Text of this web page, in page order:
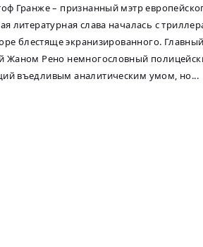
Гранже – признанный мэтр
литературная слава началась с
блестяще экранизированного.
Жаном Рено немногословный
въедливым аналитическим умом, но